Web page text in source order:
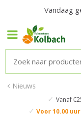
Nieuws
✓ Vanaf
✓ Voor 10.00
Vandaag